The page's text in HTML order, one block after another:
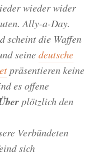
wieder wider
Ally-a-Day.
scheint die Waffen
seine deutsche
präsentieren keine
es offene
plötzlich den
Verbündeten
sich